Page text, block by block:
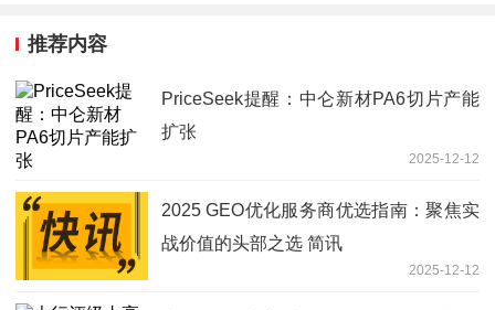
推荐内容
PriceSeek提醒：中仑新材PA6切片产能
扩张
2025-12-12
2025 GEO优化服务商优选指南：聚焦实
战价值的头部之选 简讯
2025-12-12